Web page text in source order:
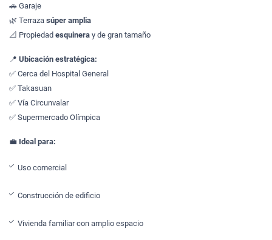
🚗 Garaje
🌿 Terraza súper amplia
📐 Propiedad esquinera y de gran tamaño
📍 Ubicación estratégica:
✅ Cerca del Hospital General
✅ Takasuan
✅ Vía Circunvalar
✅ Supermercado Olímpica
💼 Ideal para:
Uso comercial
Construcción de edificio
Vivienda familiar con amplio espacio